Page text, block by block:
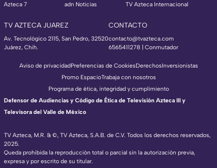
Azteca 7
adn Noticias
TV Azteca Internacional
TV AZTECA JUAREZ
Av. Tecnológico 2115, San Pedro, 32520
Juárez, Chih.
CONTACTO
contacto@tvazteca.com
6565411278 | Conmutador
TV Azteca, M.R. & ©, TV Azteca, S.A.B. de C.V. Todos los derechos reservados,
2025.
Queda prohibida la reproducción total o parcial sin la autorización previa,
expresa y por escrito de su titular.
Aviso de privacidadPreferencias de CookiesDerechosInversionistas
Promo EspacioTrabaja con nosotros
Programa de ética, integridad y cumplimiento
Defensor de Audiencias y Código de Ética de Televisión Azteca III y
Televisora del Valle de México